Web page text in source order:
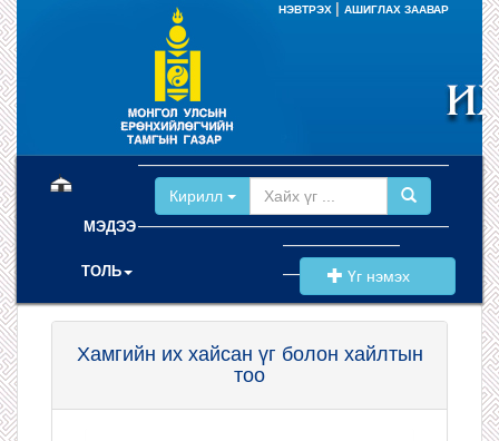
НЭВТРЭХ АШИГЛАХ ЗААВАР
МЭДЭЭ
ТОЛЬ
Кирилл
Үг нэмэх
Хамгийн их хайсан үг болон хайлтын
тоо